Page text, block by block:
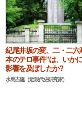
紀尾井坂の変、二・二六
本のテロ事件”は、いか
影響を及ぼしたか?
水島吉隆（近現代史研究家）